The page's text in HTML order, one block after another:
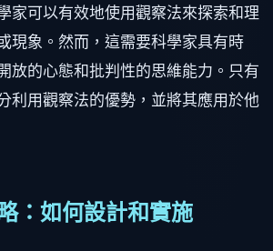
家可以有效地使用觀察法來探索和理
現象。然而，這需要科學家具有時
放的心態和批判性的思維能力。只有
利用觀察法的優勢，並將其應用於他
：如何設計和實施